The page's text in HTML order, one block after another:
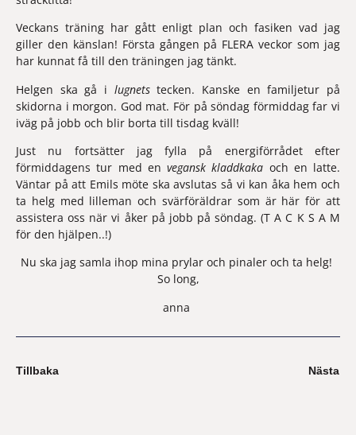
Veckans träning har gått enligt plan och fasiken vad jag
giller den känslan! Första gången på FLERA veckor som jag
har kunnat få till den träningen jag tänkt.
Helgen ska gå i lugnets tecken. Kanske en familjetur på
skidorna i morgon. God mat. För på söndag förmiddag far vi
iväg på jobb och blir borta till tisdag kväll!
Just nu fortsätter jag fylla på energiförrådet efter
förmiddagens tur med en vegansk kladdkaka och en latte.
Väntar på att Emils möte ska avslutas så vi kan åka hem och
ta helg med lilleman och svärföräldrar som är här för att
assistera oss när vi åker på jobb på söndag. (T A C K S A M
för den hjälpen..!)
Nu ska jag samla ihop mina prylar och pinaler och ta helg!
So long,
anna
Tillbaka Nästa